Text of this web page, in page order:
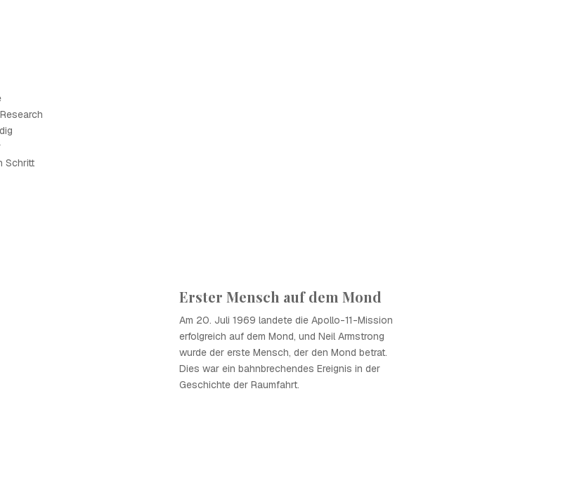
Schritt
Erster Mensch auf dem Mond
Am 20. Juli 1969 landete die Apollo-11-Mission
erfolgreich auf dem Mond, und Neil Armstrong
wurde der erste Mensch, der den Mond betrat.
Dies war ein bahnbrechendes Ereignis in der
Geschichte der Raumfahrt.